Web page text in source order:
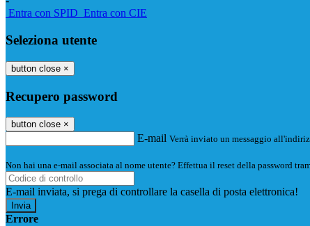
Entra con SPID Entra con CIE
Seleziona utente
button close ×
Recupero password
button close ×
E-mail Verrà inviato un messaggio
Non hai una e-mail associata al nome utente? Effettua il reset della password
E-mail inviata, si prega di controllare la casella di posta elettronica!
Errore